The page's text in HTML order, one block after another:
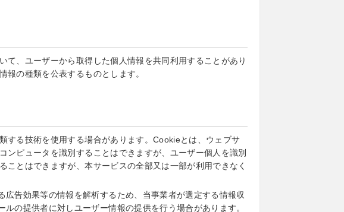
、ユーザーから取得した個人情報を共同利用することがあり
報の種類を公表するものとします。
する技術を使用する場合があります。Cookieとは、ウェブサ
ピュータを識別することはできますが、ユーザー個人を識別
とはできますが、本サービスの全部又は一部が利用できなく
告効果等の情報を解析するため、当事業者が選定する情報収
の提供者に対しユーザー情報の提供を行う場合があります。